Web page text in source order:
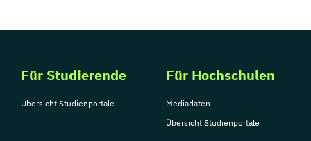
Für Studierende
Übersicht Studienportale
Für Hochschulen
Mediadaten
Übersicht Studienportale